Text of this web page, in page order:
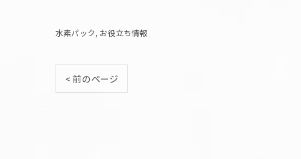
水素パック お役立ち情報
< 前のページ